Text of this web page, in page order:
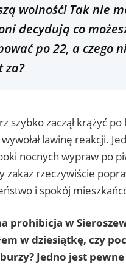
wolność! Tak nie
decydują co
po 22, a czego
za?
szybko zaczął krążyć po
lawinę reakcji.
nocnych wypraw po
zakaz rzeczywiście
i spokój
prohibicja w
w dziesiątkę, czy
Jedno jest